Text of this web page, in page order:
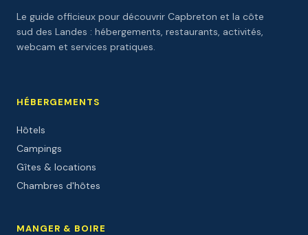
Le guide officieux pour découvrir Capbreton et la côte
sud des Landes : hébergements, restaurants, activités,
webcam et services pratiques.
HÉBERGEMENTS
Hôtels
Campings
Gîtes & locations
Chambres d'hôtes
MANGER & BOIRE